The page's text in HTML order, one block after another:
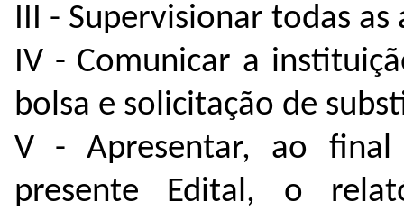
III - Supervisionar todas
IV - Comunicar a
bolsa e solicitação de
V - Apresentar, ao final
presente Edital, o